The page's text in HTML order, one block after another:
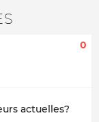
0
actuelles?